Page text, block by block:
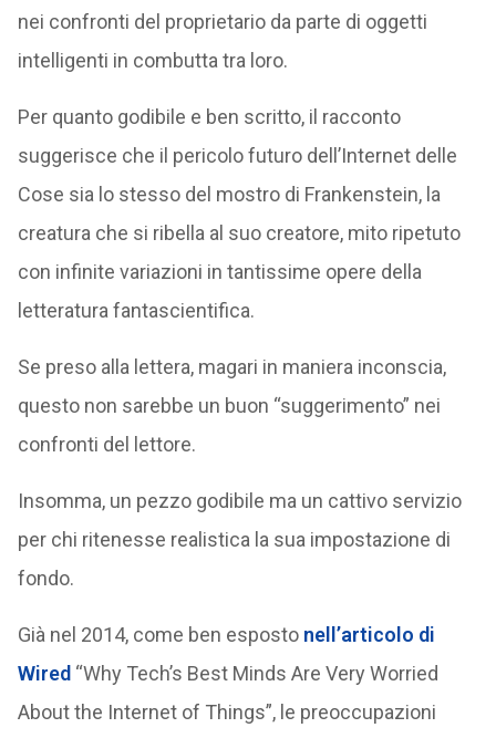
nei confronti del proprietario da parte di oggetti
intelligenti in combutta tra loro.
Per quanto godibile e ben scritto, il racconto
suggerisce che il pericolo futuro dell’Internet delle
Cose sia lo stesso del mostro di Frankenstein, la
creatura che si ribella al suo creatore, mito ripetuto
con infinite variazioni in tantissime opere della
letteratura fantascientifica.
Se preso alla lettera, magari in maniera inconscia,
questo non sarebbe un buon “suggerimento” nei
confronti del lettore.
Insomma, un pezzo godibile ma un cattivo servizio
per chi ritenesse realistica la sua impostazione di
fondo.
Già nel 2014, come ben esposto nell’articolo di
Wired “Why Tech’s Best Minds Are Very Worried
About the Internet of Things”, le preoccupazioni